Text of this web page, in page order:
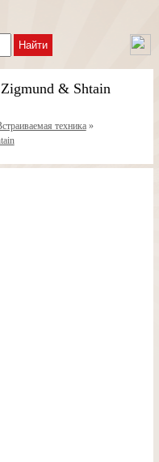
Найти
& Shtain
техника»